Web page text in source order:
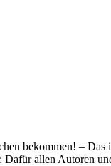
bekommen! –
allen Autoren